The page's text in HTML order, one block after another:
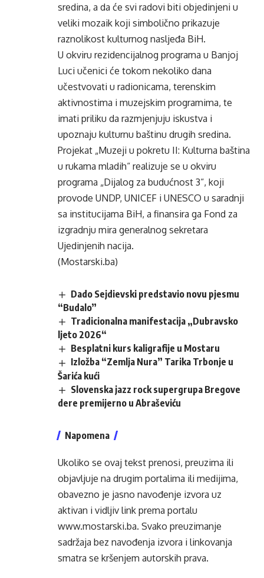
sredina, a da će svi radovi biti objedinjeni u
veliki mozaik koji simbolično prikazuje
raznolikost kulturnog nasljeđa BiH.
U okviru rezidencijalnog programa u Banjoj
Luci učenici će tokom nekoliko dana
učestvovati u radionicama, terenskim
aktivnostima i muzejskim programima, te
imati priliku da razmjenjuju iskustva i
upoznaju kulturnu baštinu drugih sredina.
Projekat „Muzeji u pokretu II: Kulturna baština
u rukama mladih“ realizuje se u okviru
programa „Dijalog za budućnost 3“, koji
provode UNDP, UNICEF i UNESCO u saradnji
sa institucijama BiH, a finansira ga Fond za
izgradnju mira generalnog sekretara
Ujedinjenih nacija.
(Mostarski.ba)
Dado Sejdievski predstavio novu pjesmu
“Budalo”
Tradicionalna manifestacija „Dubravsko
ljeto 2026“
Besplatni kurs kaligrafije u Mostaru
Izložba “Zemlja Nura” Tarika Trbonje u
Šarića kući
Slovenska jazz rock supergrupa Bregove
dere premijerno u Abraševiću
Napomena
Ukoliko se ovaj tekst prenosi, preuzima ili
objavljuje na drugim portalima ili medijima,
obavezno je jasno navođenje izvora uz
aktivan i vidljiv link prema portalu
www.mostarski.ba. Svako preuzimanje
sadržaja bez navođenja izvora i linkovanja
smatra se kršenjem autorskih prava.